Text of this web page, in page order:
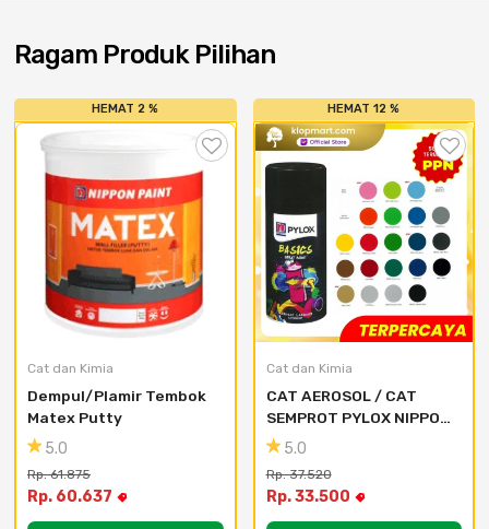
Ragam Produk Pilihan
HEMAT 2 %
Cat dan Kimia
Dempul/Plamir Tembok
Matex Putty
5.0
Rp. 61.875
Rp. 60.637
HEMAT 12 %
Cat dan Kimia
CAT AEROSOL / CAT
SEMPROT PYLOX NIPPON
PAINT - SEMUA WARNA
5.0
Rp. 37.520
Rp. 33.500